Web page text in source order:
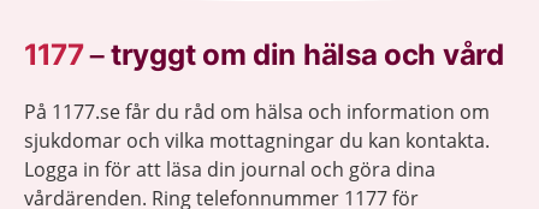
1177–tryggt om din hälsa och vård
På 1177.se får du råd om hälsa och information om
sjukdomar och vilka mottagningar du kan kontakta.
Logga in för att läsa din journal och göra dina
vårdärenden. Ring telefonnummer 1177 för